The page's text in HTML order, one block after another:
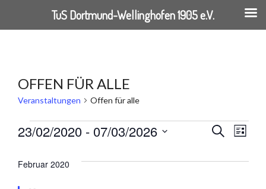
OFFEN FÜR ALLE
Veranstaltungen Offen für alle
VERANSTALTUNGEN
SUCHE
Suche
Liste
23/02/2020 - 07/03/2026
wählen.
Februar 2020
TuS Dortmund-Wellinghofen 1905 e.V.